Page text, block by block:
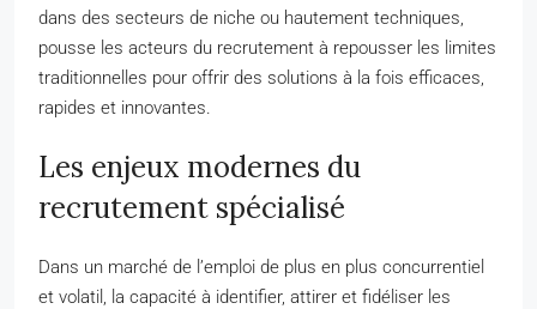
dans des secteurs de niche ou hautement techniques,
pousse les acteurs du recrutement à repousser les limites
traditionnelles pour offrir des solutions à la fois efficaces,
rapides et innovantes.
Les enjeux modernes du
recrutement spécialisé
Dans un marché de l’emploi de plus en plus concurrentiel
et volatil, la capacité à identifier, attirer et fidéliser les